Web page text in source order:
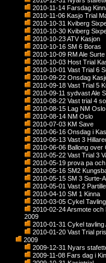
2010-11-14 Farsdag
2010-11-06 Kasjo Trial
2010-10-31 Kviberg
2010-10-30 Kviberg
2010-10-23 ATV Kasjon
2010-10-16 SM 6 Boras
2010-10-09 RM Ale Surte
2010-10-03 Host Trial
2010-10-01 Vast Trial 6
2010-09-22 Onsdag
2010-09-18 Vast Trial 5
2010-09-11 sydvast Ale
2010-08-22 Vast trial 4
2010-08-15 Lag NM Oslo
2010-08-14 NM Oslo
2010-07-03 KM Save
2010-06-16 Onsdag i
2010-06-13 Vast 3
2010-06-06 Ballong over
2010-05-22 Vast Trial 3
2010-05-19 prova pa
2010-05-16 SM2
2010-05-15 SM 3 Surte-
2010-05-01 Vast 2 Partille
2010-04-10 SM 1 Kinna
2010-03-05 Cykel
2010-02-24 Arsmote och
2009
2010-01-31 Cykel tavling
2010-01-20 Vast Trial
2009
2009-12-31 Nyars
2009-11-08 Fars dag i